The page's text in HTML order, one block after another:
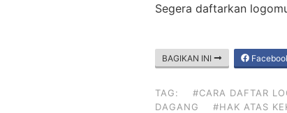
Segera daftarkan
BAGIKAN INI
TAG: #CARA DAFTAR
DAGANG
#HAK ATAS